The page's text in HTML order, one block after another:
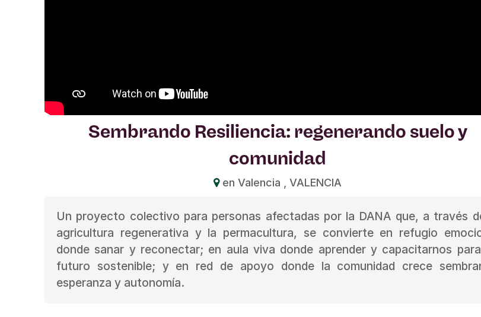
Sembrando Resiliencia: regenerando suelo y
comunidad
en Valencia , VALENCIA
Un proyecto colectivo para personas afectadas por la DANA que, a través
agricultura regenerativa y la permacultura, se convierte en refugio
donde sanar y reconectar; en aula viva donde aprender y capacitarnos
futuro sostenible; y en red de apoyo donde la comunidad crece
esperanza y autonomía.